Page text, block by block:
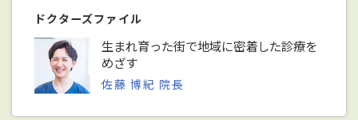
ドクターズファイル
生まれ育った街で地域に密着した診療を
めざす
佐藤 博紀 院長